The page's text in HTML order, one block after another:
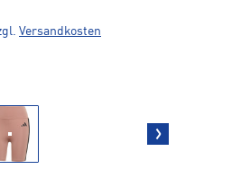
Versandkosten